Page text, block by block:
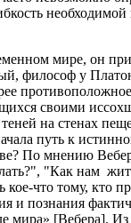
мире, он
философ у
своими
на стенах
путь к
По мнению
"Как нам
что тому, кто
и познания
[Вебера]. Из